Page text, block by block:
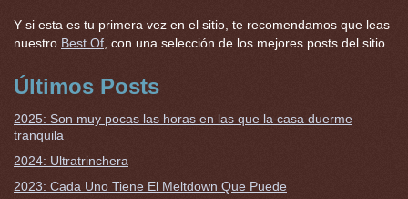
Y si esta es tu primera vez en el sitio, te recomendamos que leas
nuestro Best Of , con una selección de los mejores posts del sitio.
Últimos Posts
2025: Son muy pocas las horas en las que la casa duerme
tranquila
2024: Ultratrinchera
2023: Cada Uno Tiene El Meltdown Que Puede